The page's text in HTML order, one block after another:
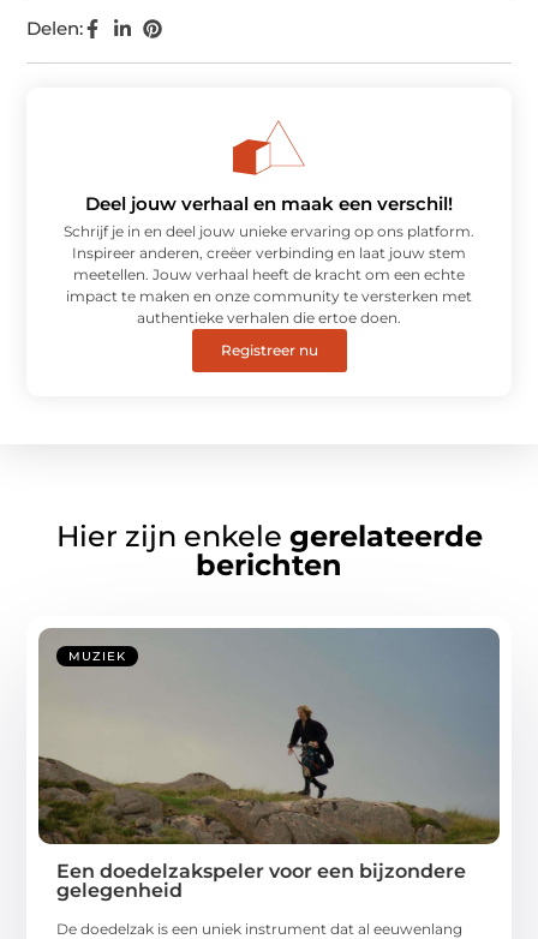
Delen:
Deel jouw verhaal en maak een verschil!
Schrijf je in en deel jouw unieke ervaring op ons platform.
Inspireer anderen, creëer verbinding en laat jouw stem
meetellen. Jouw verhaal heeft de kracht om een echte
impact te maken en onze community te versterken met
authentieke verhalen die ertoe doen.
Registreer nu
Hier zijn enkele gerelateerde
berichten
MUZIEK
Een doedelzakspeler voor een bijzondere
gelegenheid
De doedelzak is een uniek instrument dat al eeuwenlang